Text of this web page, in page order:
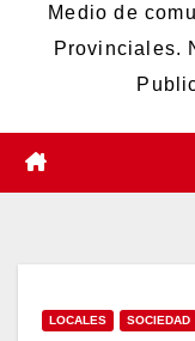
Medio de
Provinciales.
LOCALES SOCIEDAD